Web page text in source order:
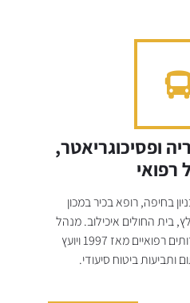
ופסיכוגריאטר,
בחיפה, רופא בכיר במכון
בית החולים איכילוב. מנהל
רפואי בחברת רונמד שירותים רפואיים מאז 1997 ויועץ
ביטוח סיעודי.